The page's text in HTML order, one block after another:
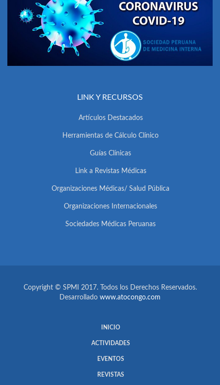
LINK Y RECURSOS
Artículos Destacados
Herramientas de Cálculo Clínico
Guías Clínicas
Link a Revistas Médicas
Organizaciones Médicas/ Salud Pública
Organizaciones Internacionales
Sociedades Médicas Peruanas
Copyright © SPMI 2017. Todos los Derechos Reservados.
Desarrollado www.atocongo.com
INICIO
ACTIVIDADES
EVENTOS
REVISTAS